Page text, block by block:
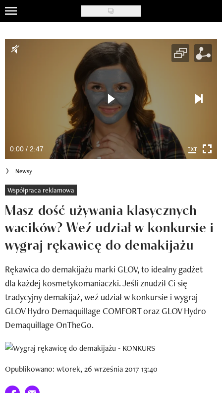
Skip
to
main
content
Moda
Klub Recenzentki
Newsy
Newsletter
Wizaz Summer Influ School
Mój profil / Zarejestruj się
0:00 / 2:47
Newsy
Współpraca reklamowa
Masz dość używania klasycznych
wacików? Weź udział w konkursie i
wygraj rękawicę do demakijażu
Rękawica do demakijażu marki GLOV, to idealny gadżet
dla każdej kosmetykomaniaczki. Jeśli znudził Ci się
tradycyjny demakijaż, weź udział w konkursie i wygraj
GLOV Hydro Demaquillage COMFORT oraz GLOV Hydro
Demaquillage OnTheGo.
Opublikowano: wtorek, 26 września 2017 13:40